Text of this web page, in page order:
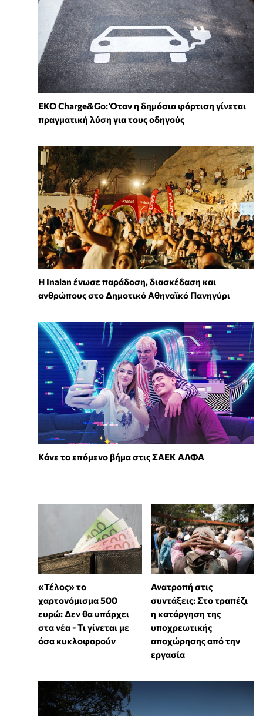
EKO Charge&Go: Όταν η δημόσια φόρτιση γίνεται
πραγματική λύση για τους οδηγούς
Η Inalan ένωσε παράδοση, διασκέδαση και
ανθρώπους στο Δημοτικό Αθηναϊκό Πανηγύρι
Κάνε το επόμενο βήμα στις ΣΑΕΚ ΑΛΦΑ
«Τέλος» το
χαρτονόμισμα 500
ευρώ: Δεν θα υπάρχει
στα νέα - Τι γίνεται με
όσα κυκλοφορούν
Ανατροπή στις
συντάξεις: Στο τραπέζι
η κατάργηση της
υποχρεωτικής
αποχώρησης από την
εργασία